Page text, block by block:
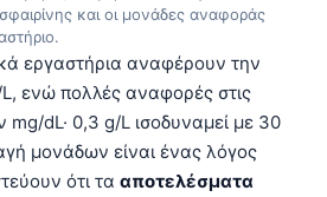
και οι μονάδες αναφοράς
εργαστήρια αναφέρουν την
ενώ πολλές αναφορές στις
mg/dL· 0,3 g/L ισοδυναμεί με 30
μονάδων είναι ένας λόγος
ότι τα αποτελέσματα